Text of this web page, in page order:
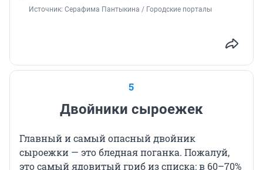
Источник: Серафима Пантыкина / Городские порталы
5
Двойники сыроежек
Главный и самый опасный двойник
сыроежки — это бледная поганка. Пожалуй,
это самый ядовитый гриб из списка: в 60–70%